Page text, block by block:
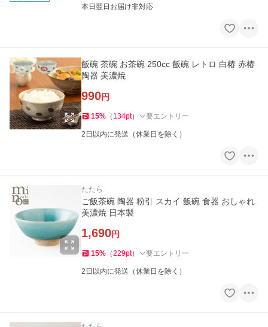
本日翌日お届け非対応
飯碗 茶碗 お茶碗 250cc 飯碗 レトロ 白椿 赤椿
陶器 美濃焼
990円
15% （ 134pt） 要エントリー
2日以内に発送（休業日を除く）
たたら
ご飯茶碗 陶器 粉引 スカイ 飯碗 食器 おしゃれ
美濃焼 日本製
1,690円
15% （229pt） 要エントリー
2日以内に発送（休業日を除く）